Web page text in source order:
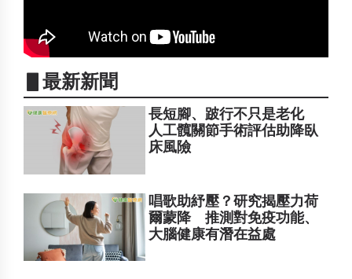
▋最新新聞
長短腳、跛行不只是老化
人工髖關節手術評估助降臥
床風險
唱歌助紓壓？研究揭壓力荷
爾蒙降 推測對免疫功能、
大腦健康有潛在益處